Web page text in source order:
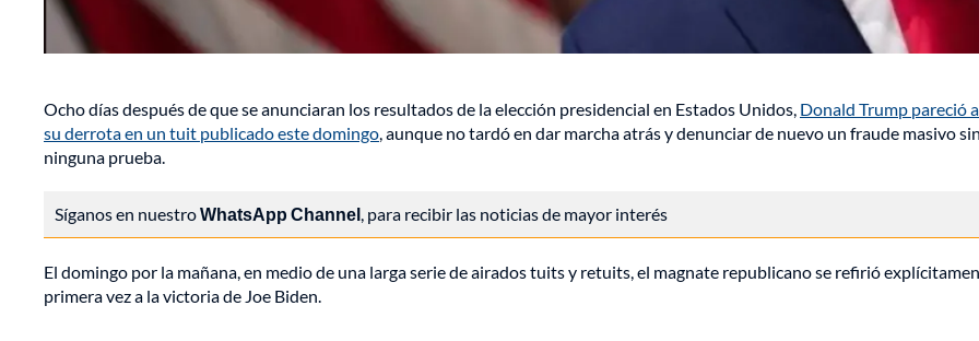
Ocho días después de que se anunciaran los resultados de la elección presidencial en Estados Unidos, Donald Trump pareció
su derrota en un tuit publicado este domingo, aunque no tardó en dar marcha atrás y denunciar de nuevo un fraude masivo
ninguna prueba.
Síganos en nuestroWhatsApp Channel, para recibir las noticias de mayor interés
El domingo por la mañana, en medio de una larga serie de airados tuits y retuits, el magnate republicano se refirió
primera vez a la victoria de Joe Biden.